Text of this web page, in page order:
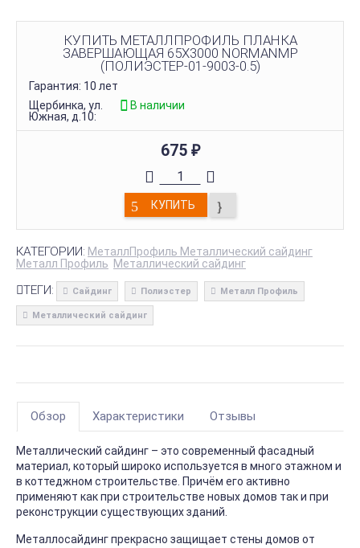
КУПИТЬ МЕТАЛЛПРОФИЛЬ ПЛАНКА
ЗАВЕРШАЮЩАЯ 65Х3000 NORMANMP
(ПОЛИЭСТЕР-01-9003-0.5)
Гарантия: 10 лет
Щербинка, ул.
Южная, д.10:
В наличии
675 ₽
КУПИТЬ
КАТЕГОРИИ: МеталлПрофиль Металлический сайдинг
Металл Профиль Металлический сайдинг
ТЕГИ: Сайдинг Полиэстер Металл Профиль
Металлический сайдинг
Обзор Характеристики Отзывы
Металлический сайдинг – это современный фасадный
материал, который широко используется в много этажном и
в коттеджном строительстве. Причём его активно
применяют как при строительстве новых домов так и при
реконструкции существующих зданий.
Металлосайдинг прекрасно защищает стены домов от